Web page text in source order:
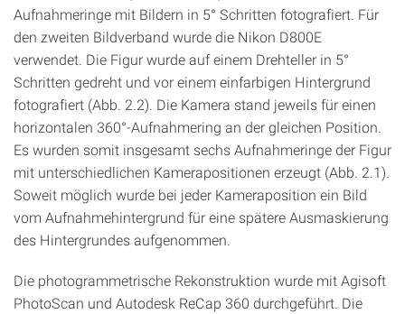
Aufnahmeringe mit Bildern in 5° Schritten fotografiert. Für
den zweiten Bildverband wurde die Nikon D800E
verwendet. Die Figur wurde auf einem Drehteller in 5°
Schritten gedreht und vor einem einfarbigen Hintergrund
fotografiert (Abb. 2.2). Die Kamera stand jeweils für einen
horizontalen 360°‑Aufnahmering an der gleichen Position.
Es wurden somit insgesamt sechs Aufnahmeringe der Figur
mit unterschiedlichen Kamerapositionen erzeugt (Abb. 2.1).
Soweit möglich wurde bei jeder Kameraposition ein Bild
vom Aufnahmehintergrund für eine spätere Ausmaskierung
des Hintergrundes aufgenommen.
Die photogrammetrische Rekonstruktion wurde mit Agisoft
PhotoScan und Autodesk ReCap 360 durchgeführt. Die